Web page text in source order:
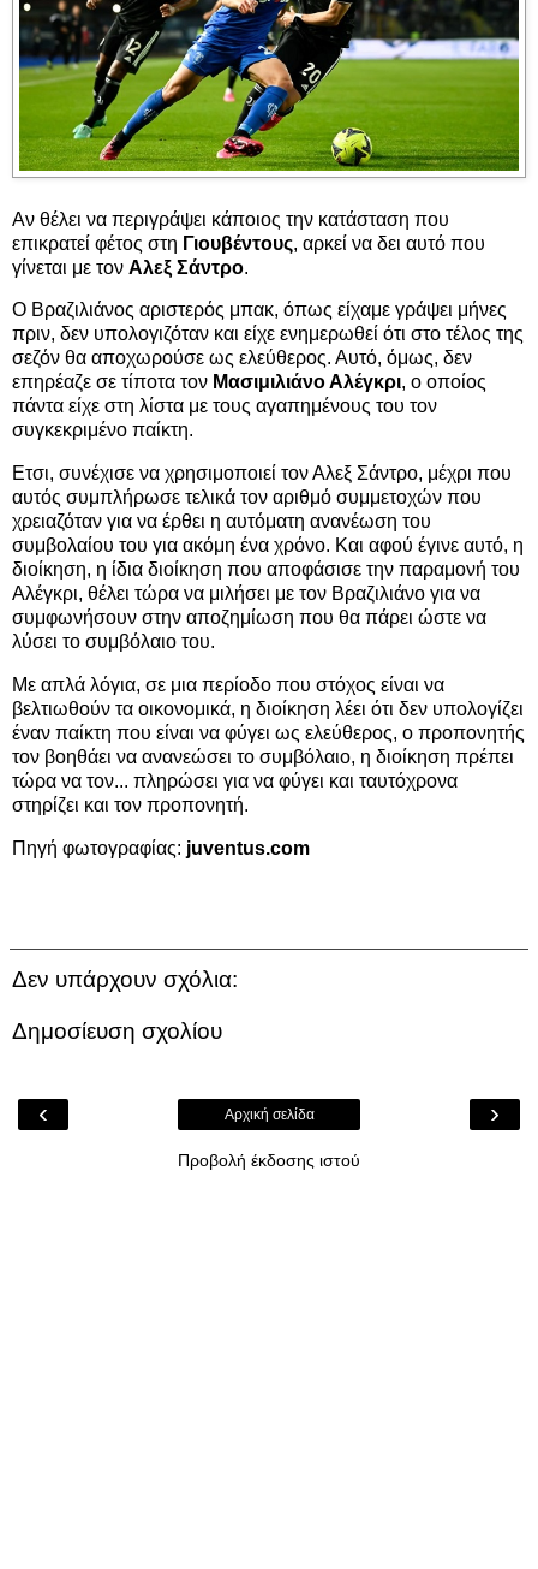
Αν θέλει να περιγράψει κάποιος την κατάσταση που
επικρατεί φέτος στη Γιουβέντους, αρκεί να δει αυτό που
γίνεται με τον Αλεξ Σάντρο.
Ο Βραζιλιάνος αριστερός μπακ, όπως είχαμε γράψει μήνες
πριν, δεν υπολογιζόταν και είχε ενημερωθεί ότι στο τέλος της
σεζόν θα αποχωρούσε ως ελεύθερος. Αυτό, όμως, δεν
επηρέαζε σε τίποτα τον Μασιμιλιάνο Αλέγκρι, ο οποίος
πάντα είχε στη λίστα με τους αγαπημένους του τον
συγκεκριμένο παίκτη.
Ετσι, συνέχισε να χρησιμοποιεί τον Αλεξ Σάντρο, μέχρι που
αυτός συμπλήρωσε τελικά τον αριθμό συμμετοχών που
χρειαζόταν για να έρθει η αυτόματη ανανέωση του
συμβολαίου του για ακόμη ένα χρόνο. Και αφού έγινε αυτό, η
διοίκηση, η ίδια διοίκηση που αποφάσισε την παραμονή του
Αλέγκρι, θέλει τώρα να μιλήσει με τον Βραζιλιάνο για να
συμφωνήσουν στην αποζημίωση που θα πάρει ώστε να
λύσει το συμβόλαιο του.
Με απλά λόγια, σε μια περίοδο που στόχος είναι να
βελτιωθούν τα οικονομικά, η διοίκηση λέει ότι δεν υπολογίζει
έναν παίκτη που είναι να φύγει ως ελεύθερος, ο προπονητής
τον βοηθάει να ανανεώσει το συμβόλαιο, η διοίκηση πρέπει
τώρα να τον... πληρώσει για να φύγει και ταυτόχρονα
στηρίζει και τον προπονητή.
Πηγή φωτογραφίας: juventus.com
Δεν υπάρχουν σχόλια:
Δημοσίευση σχολίου
‹ ›
Αρχική σελίδα
Προβολή έκδοσης ιστού